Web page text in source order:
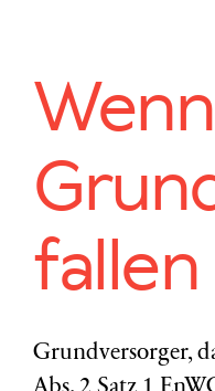
Wenn
fallen
Grundversorger,